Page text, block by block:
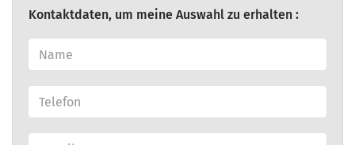
Kontaktdaten, um meine Auswahl zu erhalten :